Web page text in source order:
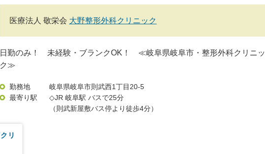
医療法人 敬栄会 大野整形外科クリニック
日勤のみ！ 未経験・ブランクOK！ ≪岐阜県岐阜市・整形外科クリニッ
ク≫
勤務地
岐阜県岐阜市則武西1丁目20-5
最寄り駅
◇JR 岐阜駅 バスで25分
（則武新屋敷バス停より徒歩4分）
クリ